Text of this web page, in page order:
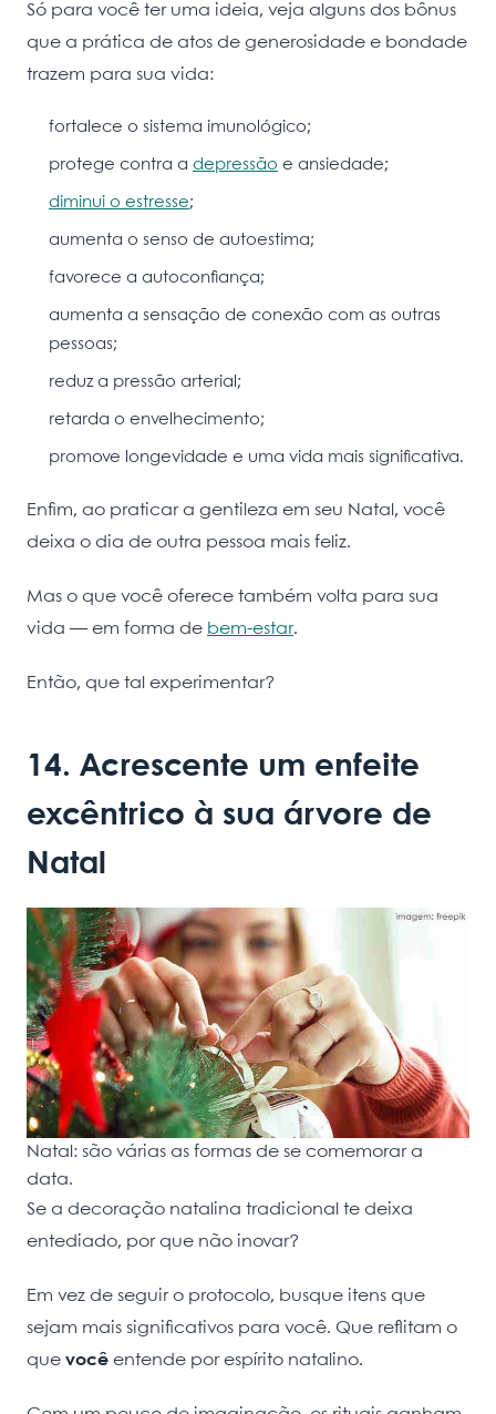
Só para você ter uma ideia, veja alguns dos bônus
que a prática de atos de generosidade e bondade
trazem para sua vida:
fortalece o sistema imunológico;
protege contra a depressão e ansiedade;
diminui o estresse;
aumenta o senso de autoestima;
favorece a autoconfiança;
aumenta a sensação de conexão com as outras
pessoas;
reduz a pressão arterial;
retarda o envelhecimento;
promove longevidade e uma vida mais significativa.
Enfim, ao praticar a gentileza em seu Natal, você
deixa o dia de outra pessoa mais feliz.
Mas o que você oferece também volta para sua
vida — em forma de bem-estar.
Então, que tal experimentar?
14. Acrescente um enfeite
excêntrico à sua árvore de
Natal
Natal: são várias as formas de se comemorar a
data.
Se a decoração natalina tradicional te deixa
entediado, por que não inovar?
Em vez de seguir o protocolo, busque itens que
sejam mais significativos para você. Que reflitam o
que você entende por espírito natalino.